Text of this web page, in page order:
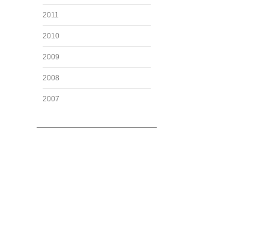
2011
2010
2009
2008
2007